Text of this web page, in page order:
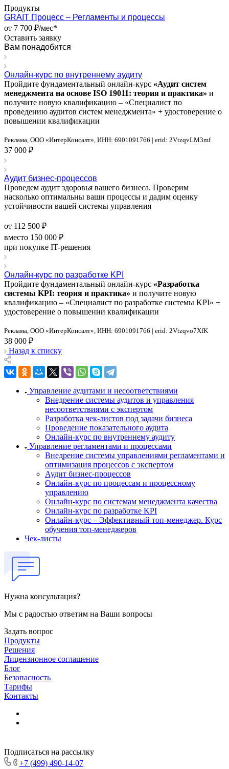
Продукты
GRAIT Процесс – Регламенты и процессы
от 7 700 ₽/мес*
Оставить заявку
Вам понадобится
Онлайн-курс по внутреннему аудиту
Пройдите фундаментальный онлайн-курс «Аудит систем
менеджмента на основе ISO 19011: теория и практика» и
получите новую квалификацию – «Специалист по
проведению аудитов систем менеджмента» + удостоверение о
повышении квалификации
Реклама, ООО «ИнтерКонсалт», ИНН: 6901091766 | erid: 2VtzqvLM3mf
37 000 ₽
Аудит бизнес-процессов
Проведем аудит здоровья вашего бизнеса. Проверим
насколько оптимальны ваши процессы и дадим оценку
устойчивости вашей системы управления
от 112 500 ₽
вместо 150 000 ₽
при покупке IT-решения
Онлайн-курс по разработке KPI
Пройдите фундаментальный онлайн-курс «Разработка
системы KPI: теория и практика» и получите новую
квалификацию – «Специалист по разработке системы KPI» +
удостоверение о повышении квалификации
Реклама, ООО «ИнтерКонсалт», ИНН: 6901091766 | erid: 2Vtzqvo7XfK
38 000 ₽
Назад к списку
Управление аудитами и несоответствиями
Внедрение системы аудитов и управления
несоответствиями с экспертом
Разработка чек-листов под задачи бизнеса
Проведение показательного аудита
Онлайн-курс по внутреннему аудиту
Управление регламентами и процессами
Внедрение системы управлениями регламентами и
оптимизация процессов с экспертом
Аудит бизнес-процессов
Онлайн-курс по процессам и процессному
управлению
Онлайн-курс по системам менеджмента качества
Онлайн-курс по разработке KPI
Онлайн-курс – Эффективный топ-менеджер. Курс
обучения топ-менеджеров
Чек-листы
Нужна консультация?
Мы с радостью ответим на Ваши вопросы
Задать вопрос
Продукты
Решения
Лицензионное соглашение
Блог
Безопасность
Тарифы
Контакты
Подписаться на рассылку
+7 (499) 490-14-07